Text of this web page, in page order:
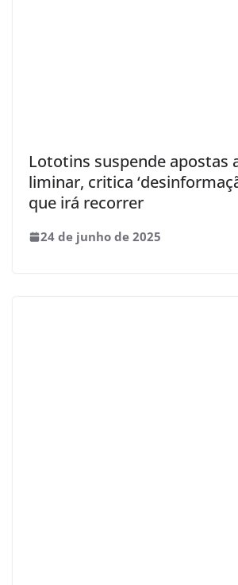
Lototins suspende apostas
liminar, critica
que irá recorrer
24 de junho de 2025